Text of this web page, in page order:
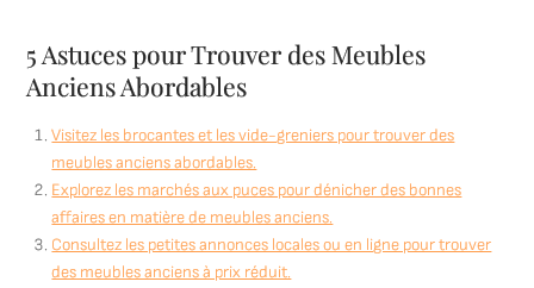
5 Astuces pour Trouver des Meubles
Anciens Abordables
Visitez les brocantes et les vide-greniers pour trouver des
meubles anciens abordables.
Explorez les marchés aux puces pour dénicher des bonnes
affaires en matière de meubles anciens.
Consultez les petites annonces locales ou en ligne pour trouver
des meubles anciens à prix réduit.